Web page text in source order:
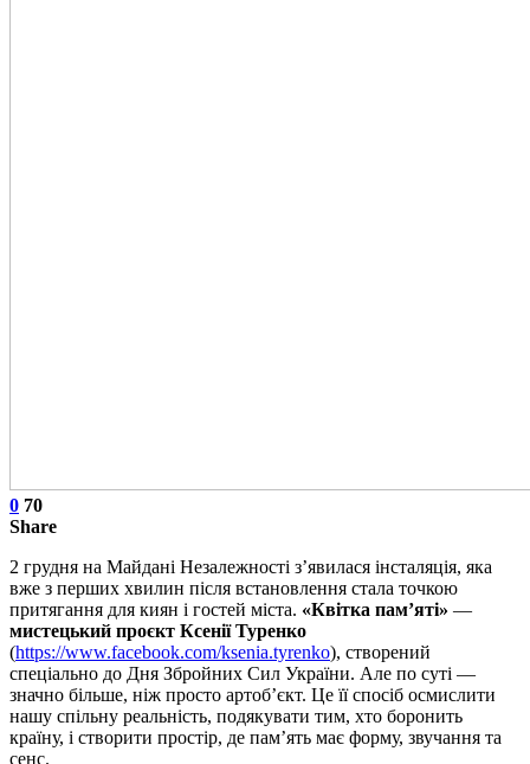
0 70
Share
2 грудня на Майдані Незалежності з’явилася інсталяція, яка
вже з перших хвилин після встановлення стала точкою
притягання для киян і гостей міста. «Квітка пам’яті» —
мистецький проєкт Ксенії Туренко
(https://www.facebook.com/ksenia.tyrenko), створений
спеціально до Дня Збройних Сил України. Але по суті —
значно більше, ніж просто артоб’єкт. Це її спосіб осмислити
нашу спільну реальність, подякувати тим, хто боронить
країну, і створити простір, де пам’ять має форму, звучання та
сенс.